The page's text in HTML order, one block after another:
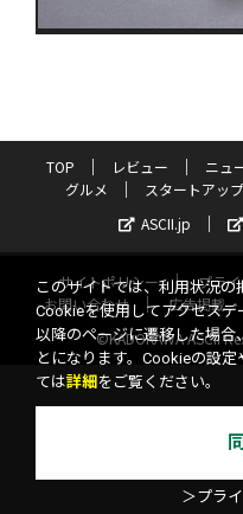
TOP レビュー ニュ
グルメ
スタートアップ
ASCII.jp
サイトポリシー プラ
お問い合わせ
広告掲載
©KADOKAWA ASCII
このサイトでは、利用状況の
Cookieを使用してアクセス
以降のページに遷移した場合
とになります。Cookieの設
ては詳細 をご覧ください。
＞プラ